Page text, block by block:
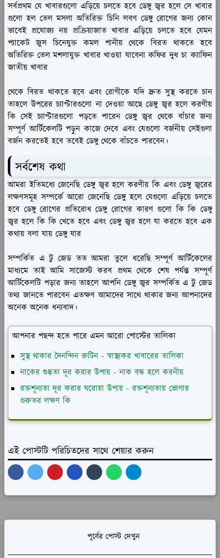
সর্বপ্রথম যে খাবারগুলো এড়িয়ে চলতে হবে ডেঙ্গু জ্বর হলে সে খাবার
গুলো হল তেল মসলা অতিরিক্ত চিনি লবণ ডেঙ্গু রোগের জন্য কোন
ভাবেই প্রযোজ্য নয় প্রক্রিয়াজাত খাবার এড়িয়ে চলতে হবে যেমন
প্যাকেট জুস চিনেযুক্ত কমল পানীয় থেকে বিরত থাকতে হবে
অতিরিক্ত তেল মশলাযুক্ত খাবার খাওয়া যাবেনা কফির দুধ চা ক্যাফিন
জাতীয় খাবার
থেকে বিরত থাকতে হবে এবং রোগীকে যদি দ্রুত সুস্থ করতে চান
তাহলে উপরের চ্যাপ্টারগুলো না দেওয়া আছে ডেঙ্গু জ্বর হলে করণীয়
কি সেই চ্যাপ্টারগুলো পড়তে পারেন ডেঙ্গু জ্বর থেকে বাঁচার জন্য
সম্পূর্ণ আর্টিকেলটি পড়ুন কাজে দেবে এবং যেগুলো বর্জনীয় সেইগুলা
বর্জন করতেই হবে তবেই ডেঙ্গু থেকে বাঁচতে পারবেন।
সর্বশেষ কথা
আমরা ইতিমধ্যে জেনেছি ডেঙ্গু জ্বর হলে করণীয় কি এবং ডেঙ্গু জ্বরের
লক্ষণসমূহ সম্পর্কে আরো জেনেছি ডেঙ্গু হলে যেগুলো এড়িয়ে চলতে
হবে ডেঙ্গু রোগের প্রতিরোধ ডেঙ্গু রোগের কারণ গুলো কি কি ডেঙ্গু
জ্বর হলে কি কি খেতে হবে এবং ডেঙ্গু জ্বর হলে যা করতে হবে এক
কথায় বলা যায় ডেঙ্গু যার
সম্পর্কিত এ টু জেড তত আমরা তুলে ধরেছি সম্পূর্ণ আর্টিকেলের
মাধ্যমে তাই আমি সাজেস্ট করব প্রথম থেকে শেষ পর্যন্ত সম্পূর্ণ
আর্টিকেলটি পড়ার জন্য তাহলে আপনি ডেঙ্গু জ্বর সম্পর্কিত এ টু জেড
তথ্য জানতে পারবেন এতক্ষণ আমাদের সাথে থাকার জন্য আপনাদের
অনেক অনেক ধন্যবাদ।
আপনার পছন্দ হতে পারে এমন আরো পোস্টের তালিকা
সুস্থ থাকার দৈনন্দিন রুটিন - স্বাস্থ্যকর খাবারের তালিকা
নাকের শুষ্কতা দূর করার উপায় - নাক বন্ধ হলে করনীয়
রক্তশূন্যতা দূর করার ঘরোয়া উপায় - রক্তশূন্যতায় ভোগার
গুরুতর লক্ষণ কি
এই পোস্টটি পরিচিতদের সাথে শেয়ার করুন
পূর্বের পোস্ট দেখুন